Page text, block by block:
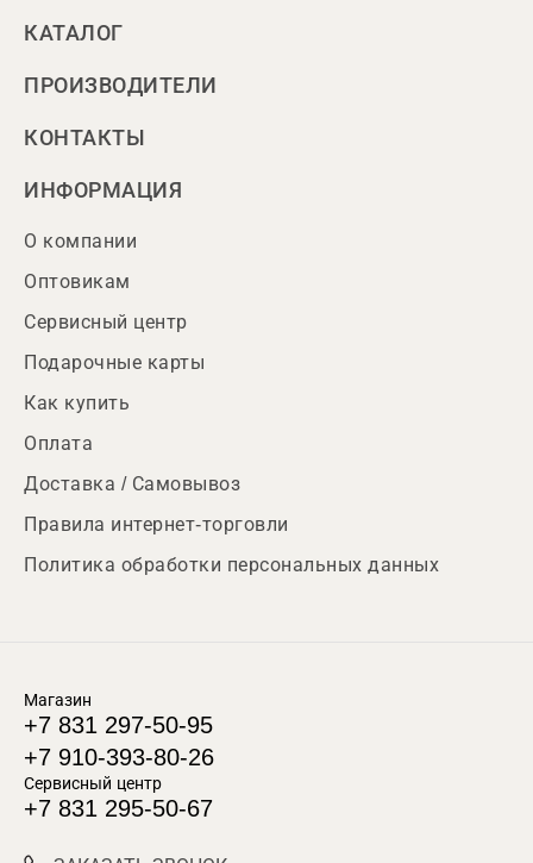
КАТАЛОГ
ПРОИЗВОДИТЕЛИ
КОНТАКТЫ
ИНФОРМАЦИЯ
О компании
Оптовикам
Сервисный центр
Подарочные карты
Как купить
Оплата
Доставка / Самовывоз
Правила интернет-торговли
Политика обработки персональных данных
Магазин
+7 831 297-50-95
+7 910-393-80-26
Сервисный центр
+7 831 295-50-67